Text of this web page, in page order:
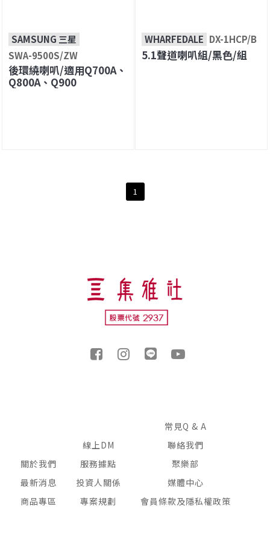
SAMSUNG 三星
SWA-9500S/ZW
後環繞喇叭/適用Q700A、
Q800A、Q900
WHARFEDALE DX-1HCP/B
5.1聲道喇叭組/黑色/組
1
關於我們
最新消息
商品專區
線上DM
服務據點
投資人關係
專案規劃
常見Q & A
聯絡我們
聚樂部
媒體中心
會員條款及隱私權政策